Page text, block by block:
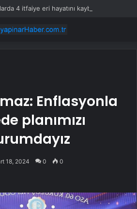
4 itfaiye eri hayatını kaybetti
Enflasyonla
planımızı
18, 2024 0 0